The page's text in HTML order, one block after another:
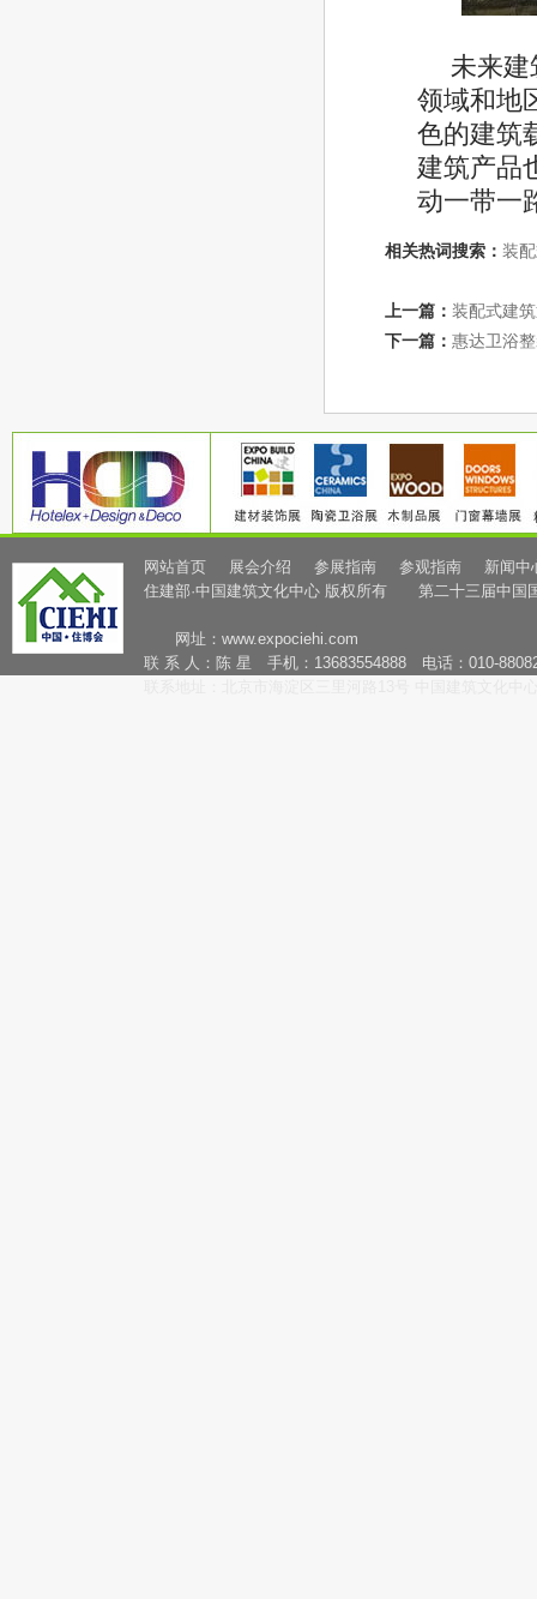
未来建
领域和地
色的建筑
建筑产品
动一带一
相关热词搜索： 装
上一篇： 装配式建
下一篇： 惠达卫浴
网站首页 展会介绍 参展指南 参观指南
新闻中
住建部·中国建筑文化中心 版权所有 第二十三届中国
网址： www.expociehi.com
联 系 人：陈 星 手机：13683554888 电话：010-